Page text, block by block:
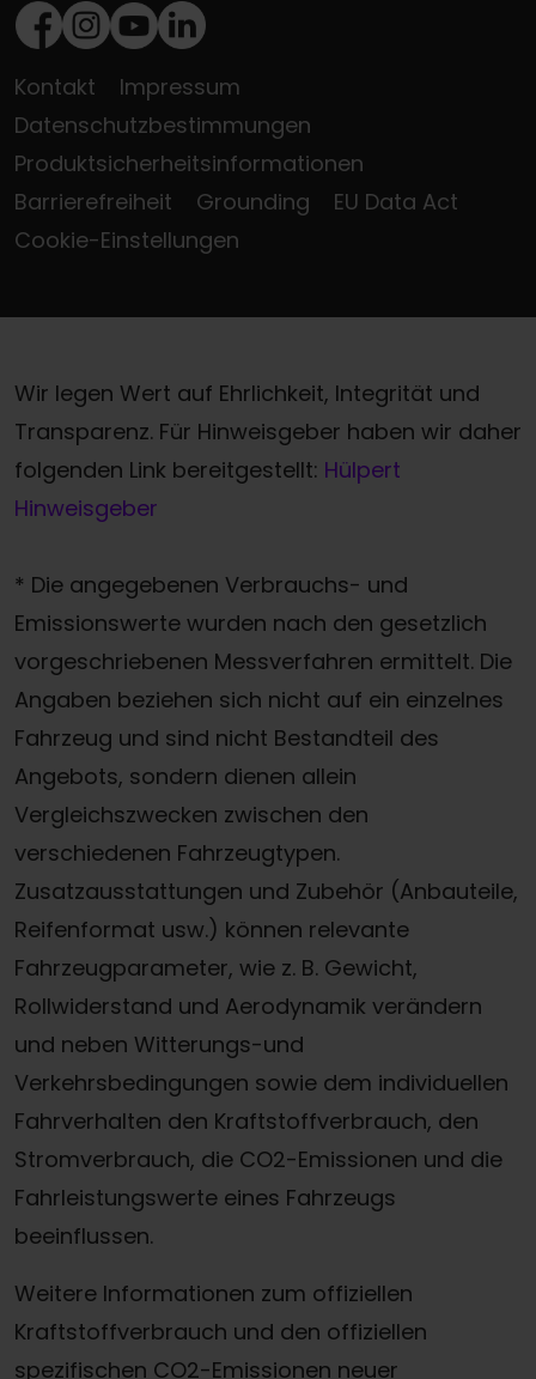
Facebook
Instagram
Youtube
LinkedIn
Kontakt
Impressum
Datenschutzbestimmungen
Produktsicherheitsinformationen
Barrierefreiheit
Grounding
EU Data Act
Cookie-Einstellungen
Wir legen Wert auf Ehrlichkeit, Integrität und
Transparenz. Für Hinweisgeber haben wir daher
folgenden Link bereitgestellt: Hülpert
Hinweisgeber
* Die angegebenen Verbrauchs- und
Emissionswerte wurden nach den gesetzlich
vorgeschriebenen Messverfahren ermittelt. Die
Angaben beziehen sich nicht auf ein einzelnes
Fahrzeug und sind nicht Bestandteil des
Angebots, sondern dienen allein
Vergleichszwecken zwischen den
verschiedenen Fahrzeugtypen.
Zusatzausstattungen und Zubehör (Anbauteile,
Reifenformat usw.) können relevante
Fahrzeugparameter, wie z. B. Gewicht,
Rollwiderstand und Aerodynamik verändern
und neben Witterungs-und
Verkehrsbedingungen sowie dem individuellen
Fahrverhalten den Kraftstoffverbrauch, den
Stromverbrauch, die CO2-Emissionen und die
Fahrleistungswerte eines Fahrzeugs
beeinflussen.
Weitere Informationen zum offiziellen
Kraftstoffverbrauch und den offiziellen
spezifischen CO2-Emissionen neuer